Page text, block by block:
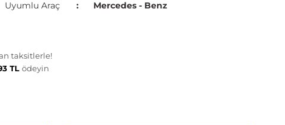
Uyumlu Araç Mercedes - Benz
taksitlerle!
TL ödeyin